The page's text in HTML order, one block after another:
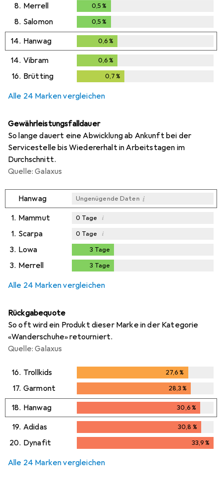
8. Merrell 0,5 %
8. Salomon 0,5 %
14. Hanwag 0,6 %
14. Vibram 0,6 %
16. Brütting 0,7 %
Alle 24 Marken vergleichen
Gewährleistungsfalldauer
So lange dauert eine Abwicklung ab Ankunft bei der
Servicestelle bis Wiedererhalt in Arbeitstagen im
Durchschnitt.
Quelle: Galaxus
Hanwag Ungenügende Daten i
1. Mammut 0 Tage i
1. Scarpa 0 Tage i
3. Lowa 3 Tage
3. Merrell 3 Tage
Alle 24 Marken vergleichen
Rückgabequote
So oft wird ein Produkt dieser Marke in der Kategorie
«Wanderschuhe» retourniert.
Quelle: Galaxus
16. Trollkids 27,6%
27,6%
17. Garmont 28,3%
28,3%
18. Hanwag 30,6%
30,6%
19. Adidas 30,8 %
30,8%
20. Dynafit 33,9%
Alle 24 Marken vergleichen